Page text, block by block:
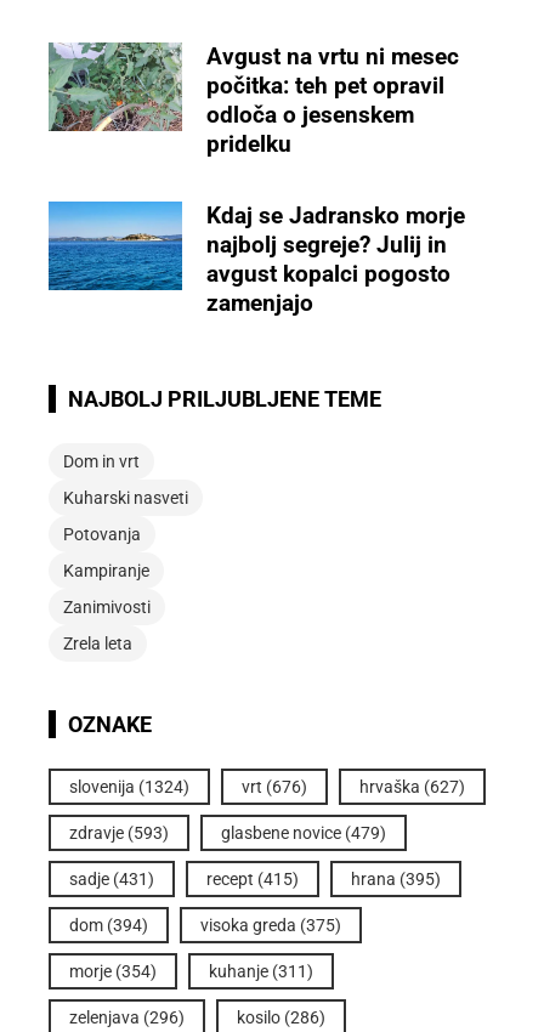
Avgust na vrtu ni mesec
počitka: teh pet opravil
odloča o jesenskem
pridelku
Kdaj se Jadransko morje
najbolj segreje? Julij in
avgust kopalci pogosto
zamenjajo
NAJBOLJ PRILJUBLJENE TEME
Dom in vrt
Kuharski nasveti
Potovanja
Kampiranje
Zanimivosti
Zrela leta
OZNAKE
slovenija (1324) vrt (676) hrvaška (627)
zdravje (593) glasbene novice (479)
sadje (431) recept (415) hrana (395)
dom (394) visoka greda (375)
morje (354) kuhanje (311)
zelenjava (296) kosilo (286)